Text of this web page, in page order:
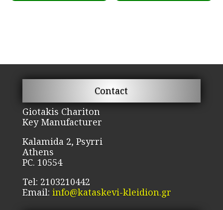
be
chosen
Contact
Giotakis Chariton
Key Manufacturer
Kalamida 2, Psyrri
Athens
PC. 10554
Tel: 2103210442
Email: info@kataskevi-kleidion.gr